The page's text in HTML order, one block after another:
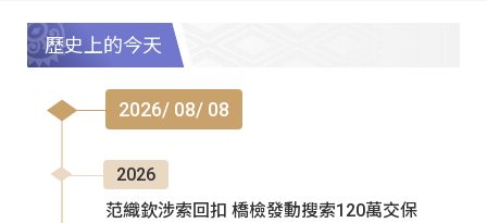
歷史上的今天
2026/ 08/ 08
2026
范織欽涉索回扣 橋檢發動搜索120萬交保